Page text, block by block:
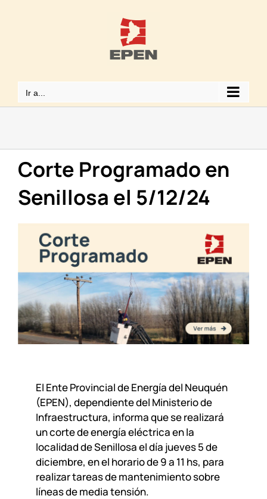
Ir a...
Corte Programado en
Senillosa el 5/12/24
El Ente Provincial de Energía del Neuquén
(EPEN), dependiente del Ministerio de
Infraestructura, informa que se realizará
un corte de energía eléctrica en la
localidad de Senillosa el día jueves 5 de
diciembre, en el horario de 9 a 11 hs, para
realizar tareas de mantenimiento sobre
líneas de media tensión.